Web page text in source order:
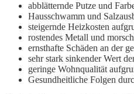
abblätternde Putze und
Hausschwamm und
steigernde Heizkosten
rostendes Metall und
ernsthafte Schäden an der
sehr stark sinkender Wert
geringe Wohnqualität
Gesundheitliche Folgen